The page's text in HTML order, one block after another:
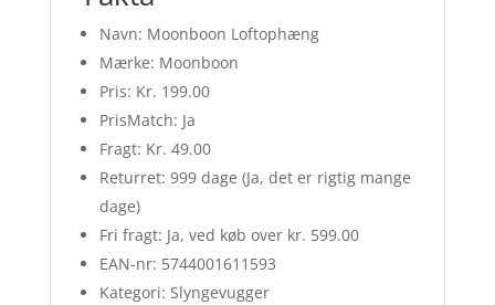
Navn: Moonboon Loftophæng
Mærke: Moonboon
Pris: Kr. 199.00
PrisMatch: Ja
Fragt: Kr. 49.00
Returret: 999 dage (Ja, det er rigtig mange
dage)
Fri fragt: Ja, ved køb over kr. 599.00
EAN-nr: 5744001611593
Kategori: Slyngevugger